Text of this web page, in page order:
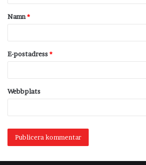
t
a
Namn*
E-postadress*
Webbplats